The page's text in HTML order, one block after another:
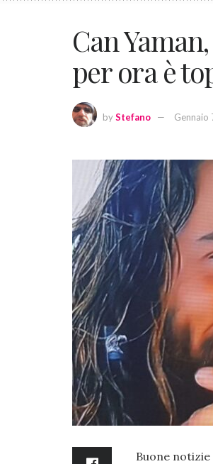
Can
per ora è
byStefano Gennaio
Buone